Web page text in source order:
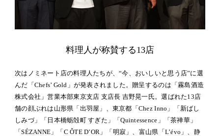
料理人が称賛する13店
次はノミネート店の料理人たちが、“今、おいしいと思う店”に選
んだ「Chefs’ Gold」が発表されました。贈呈するのは「霧島酒造
株式会社」営業本部東京支店 支店長 吉野晃一氏。選ばれた13店
舗の顔ぶれは山形県「出羽屋」、東京都「Chez Inno」「新ばし
しみづ」「日本橋蛎殻町 すぎた」「Quintessence」「茶禅華」
「SÉZANNE」「C ÔTE D’OR」「明寂」、富山県「L’évo」、静